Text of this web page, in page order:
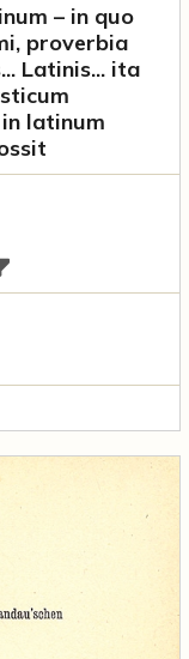
– in quo
proverbia
Latinis... ita
latinum